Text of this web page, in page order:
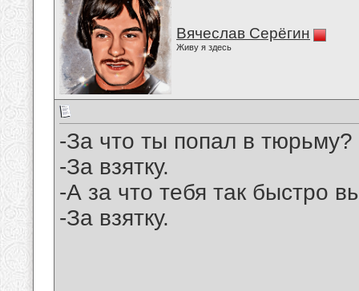
Вячеслав Серёгин
Живу я здесь
-За что ты попал в тюрьму?
-За взятку.
-А за что тебя так быстро
-За взятку.